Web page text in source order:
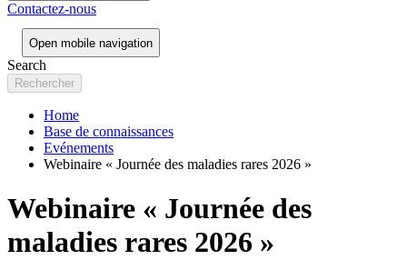
Contactez-nous
Open mobile navigation
Search
Home
Base de connaissances
Evénements
Webinaire « Journée des maladies rares 2026 »
Webinaire « Journée des
maladies rares 2026 »